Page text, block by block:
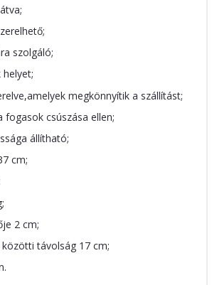
szolgáló;
helyet;
megkönnyítik a szállítást;
fogasok csúszása ellen;
állítható;
cm;
2 cm;
távolság 17 cm;